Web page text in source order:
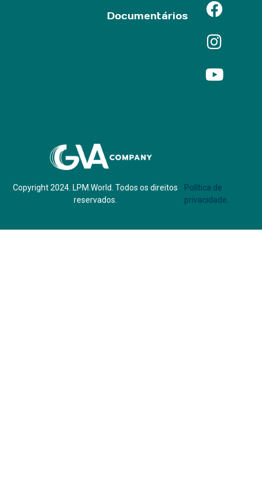
Documentários
Copyright 2024. LPM.World. Todos os direitos
reservados.
Política de
privacidade.